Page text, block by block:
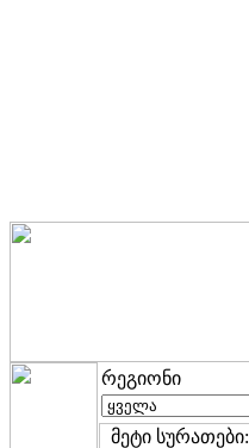
რეგიონი
მეტი სურათები: